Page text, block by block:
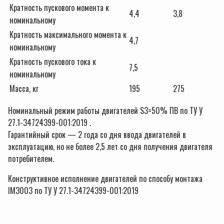
Кратность пускового момента к
номинальному
4,4
3,8
Кратность максимального момента к
номинальному
4,7
Кратность пускового тока к
номинальному
7,5
Масса, кг
195
275
Номинальный режим работы двигателей S3=50% ПВ по ТУ У
27.1-34724399-001:2019 .
Гарантийный срок — 2 года со дня ввода двигателей в
эксплуатацию, но не более 2,5 лет со дня получения двигателя
потребителем.
Конструктивное исполнение двигателей по способу монтажа
IМ3003 по ТУ У 27.1-34724399-001:2019